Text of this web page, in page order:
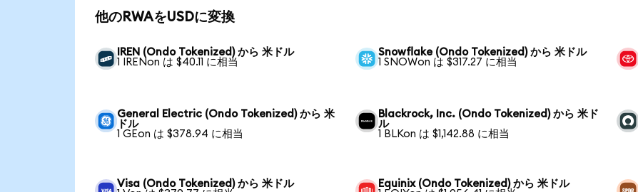
他のRWAをUSDに変換
IREN (Ondo Tokenized) から 米ドル
1 IRENon は $40.11 に相当
Snowflake (Ondo Tokenized) から 米ドル
1 SNOWon は $317.27 に相当
General Electric (Ondo Tokenized) から 米
ドル
1 GEon は $378.94 に相当
Blackrock, Inc. (Ondo Tokenized) から 米ド
ル
1 BLKon は $1,142.88 に相当
Visa (Ondo Tokenized) から 米ドル
Equinix (Ondo Tokenized) から 米ドル